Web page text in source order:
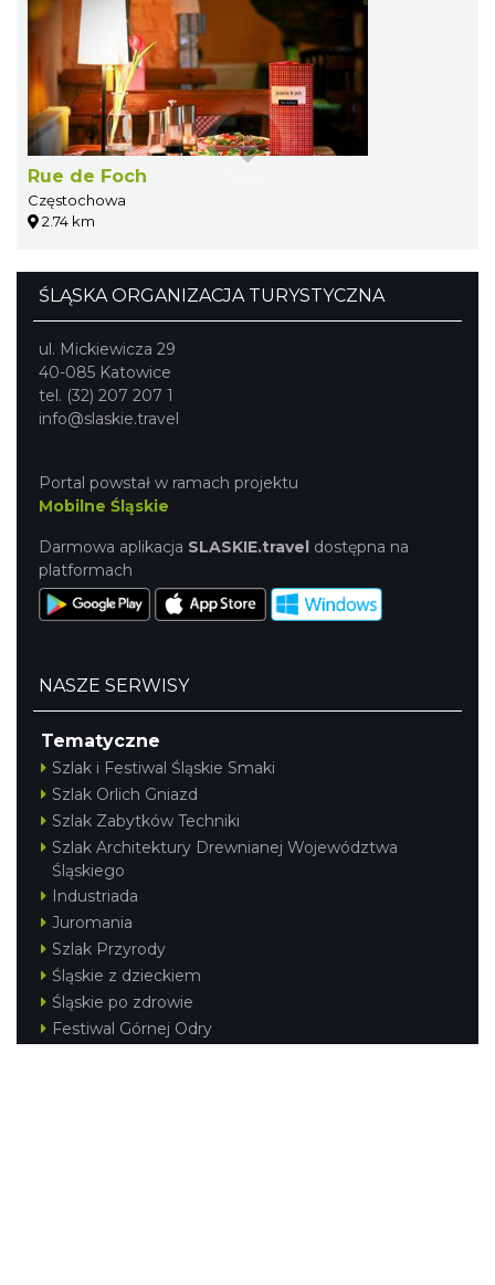
Rue de Foch
Częstochowa
2.74 km
ŚLĄSKA ORGANIZACJA TURYSTYCZNA
ul. Mickiewicza 29
40-085 Katowice
tel. (32) 207 207 1
info@slaskie.travel
Portal powstał w ramach projektu
Mobilne Śląskie
Darmowa aplikacja SLASKIE.travel dostępna na
platformach
NASZE SERWISY
Tematyczne
Szlak i Festiwal Śląskie Smaki
Szlak Orlich Gniazd
Szlak Zabytków Techniki
Szlak Architektury Drewnianej Województwa
Śląskiego
Industriada
Juromania
Szlak Przyrody
Śląskie z dzieckiem
Śląskie po zdrowie
Festiwal Górnej Odry